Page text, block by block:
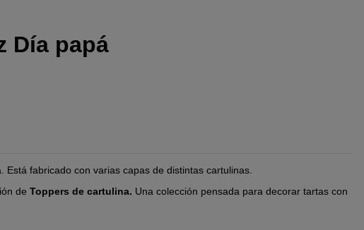
Día papá
fabricado con varias capas de distintas cartulinas.
de Toppers de cartulina. Una colección pensada para decorar tartas con